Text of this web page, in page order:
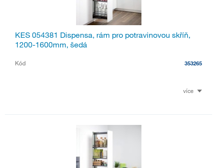
KES 054381 Dispensa, rám pro potravinovou skříň,
1200-1600mm, šedá
Kód 353265
více